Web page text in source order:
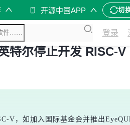
开源中国APP 切
登录
特尔停止开发 RISC-
V，如加入国际基金会并推出